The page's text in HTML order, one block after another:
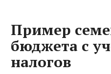
Пример
бюджета с
налогов